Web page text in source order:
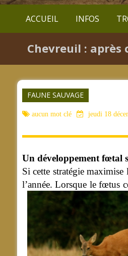
ACCUEIL INFOS
Chevreuil : après
FAUNE SAUVAGE
aucun mot clé jeudi 18
Un développement fœtal
Si cette stratégie
l’année. Lorsque le fœtus